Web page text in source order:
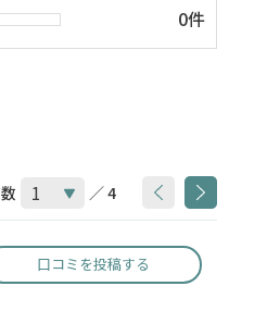
0件
／ 4
口コミを投稿する